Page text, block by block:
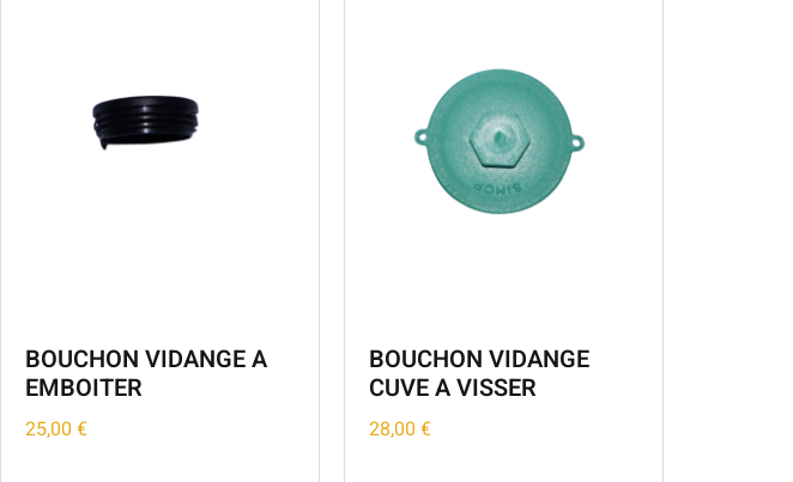
BOUCHON VIDANGE A
EMBOITER
25,00 €
BOUCHON VIDANGE
CUVE A VISSER
28,00€